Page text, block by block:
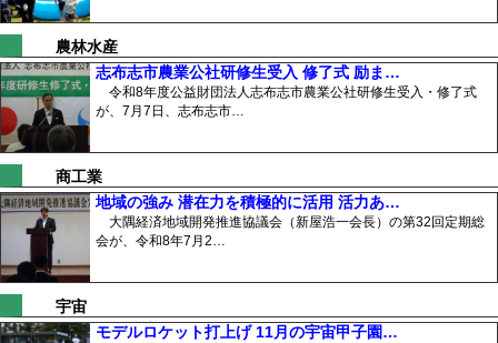
農林水産
志布志市農業公社研修生受入 修了式 励ま…
令和8年度公益財団法人志布志市農業公社研修生受入・修了式
が、7月7日、志布志市…
商工業
地域の強み 潜在力を積極的に活用 活力あ…
大隅経済地域開発推進協議会（新屋浩一会長）の第32回定期総
会が、令和8年7月2…
宇宙
モデルロケット打上げ 11月の宇宙甲子園…